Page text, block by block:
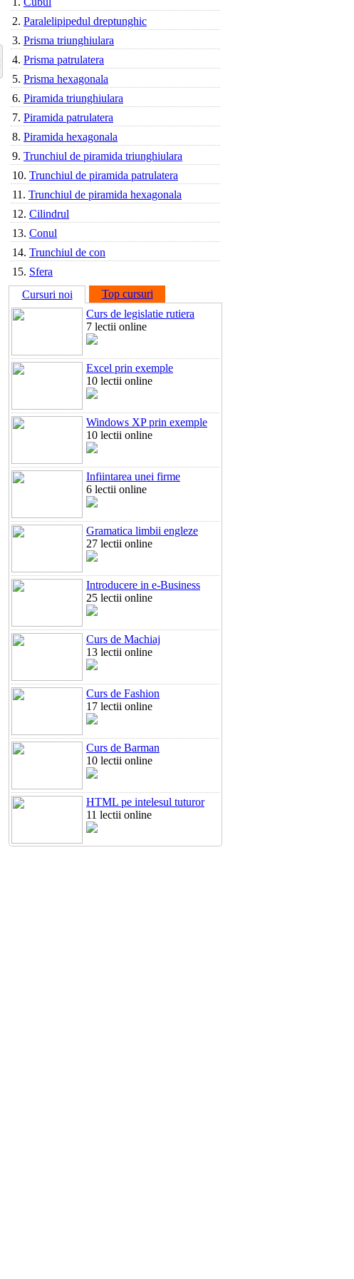
2. Paralelipipedul dreptunghic
3. Prisma triunghiulara
4. Prisma patrulatera
5. Prisma hexagonala
6. Piramida triunghiulara
7. Piramida patrulatera
8. Piramida hexagonala
9. Trunchiul de piramida triunghiulara
10. Trunchiul de piramida patrulatera
11. Trunchiul de piramida hexagonala
12. Cilindrul
13. Conul
14. Trunchiul de con
15. Sfera
Cursuri noi
Top cursuri
Curs de legislatie rutiera
7 lectii online
Excel prin exemple
10 lectii online
Windows XP prin exemple
10 lectii online
Infiintarea unei firme
6 lectii online
Gramatica limbii engleze
27 lectii online
Introducere in e-Business
25 lectii online
Curs de Machiaj
13 lectii online
Curs de Fashion
17 lectii online
Curs de Barman
10 lectii online
HTML pe intelesul tuturor
11 lectii online